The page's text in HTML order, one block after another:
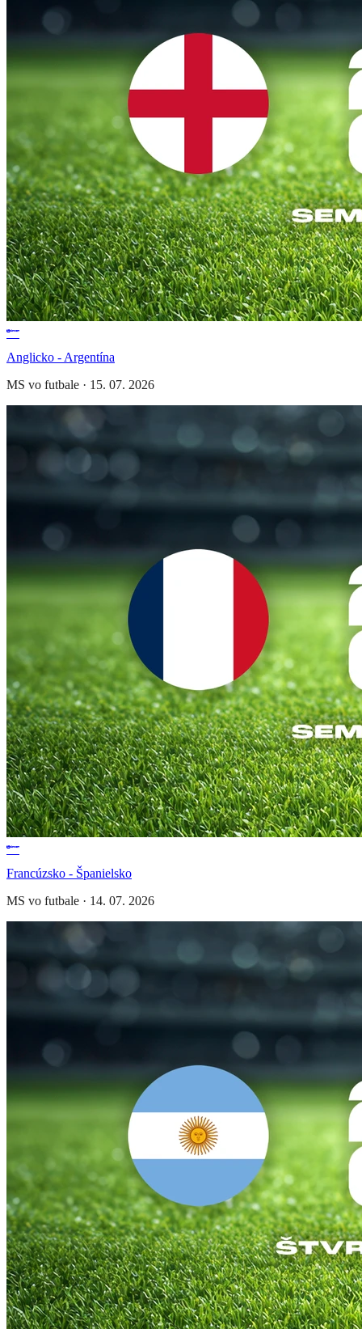
Anglicko - Argentína
MS vo futbale · 15. 07. 2026
Francúzsko - Španielsko
MS vo futbale · 14. 07. 2026